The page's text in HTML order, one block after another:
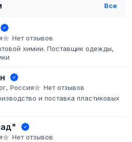
Все
Нет отзывов
химии. Поставщик одежды,
Россия
Нет отзывов
и поставка пластиковых
Нет отзывов